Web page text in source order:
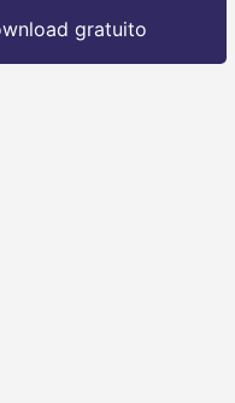
gratuito